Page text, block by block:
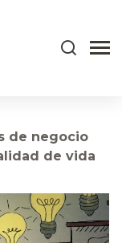
de negocio
de vida